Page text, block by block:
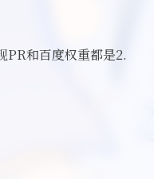
PR和百度权重都是2.